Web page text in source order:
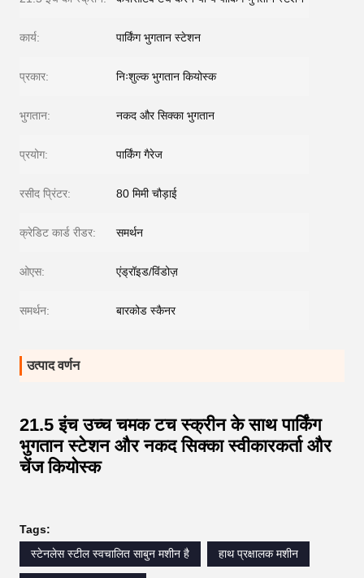
कार्य: पार्किंग भुगतान स्टेशन
प्रकार: निःशुल्क भुगतान कियोस्क
भुगतान: नकद और सिक्का भुगतान
प्रयोग: पार्किंग गैरेज
रसीद प्रिंटर: 80 मिमी चौड़ाई
क्रेडिट कार्ड रीडर: समर्थन
ओएस: एंड्रॉइड/विंडोज़
समर्थन: बारकोड स्कैनर
उत्पाद वर्णन
21.5 इंच उच्च चमक टच स्क्रीन के साथ पार्किंग
भुगतान स्टेशन और नकद सिक्का स्वीकारकर्ता और
चेंज कियोस्क
Tags:
स्टेनलेस स्टील स्वचालित साबुन मशीन है
हाथ प्रक्षालक मशीन